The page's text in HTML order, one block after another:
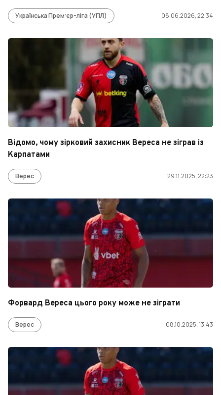
Українська Премʼєр-ліга (УПЛ) 08.06.2026, 22:34
Відомо, чому зірковий захисник Вереса не зіграв із
Карпатами
Верес 29.11.2025, 22:23
Форвард Вереса цього року може не зіграти
Верес 08.10.2025, 13:43